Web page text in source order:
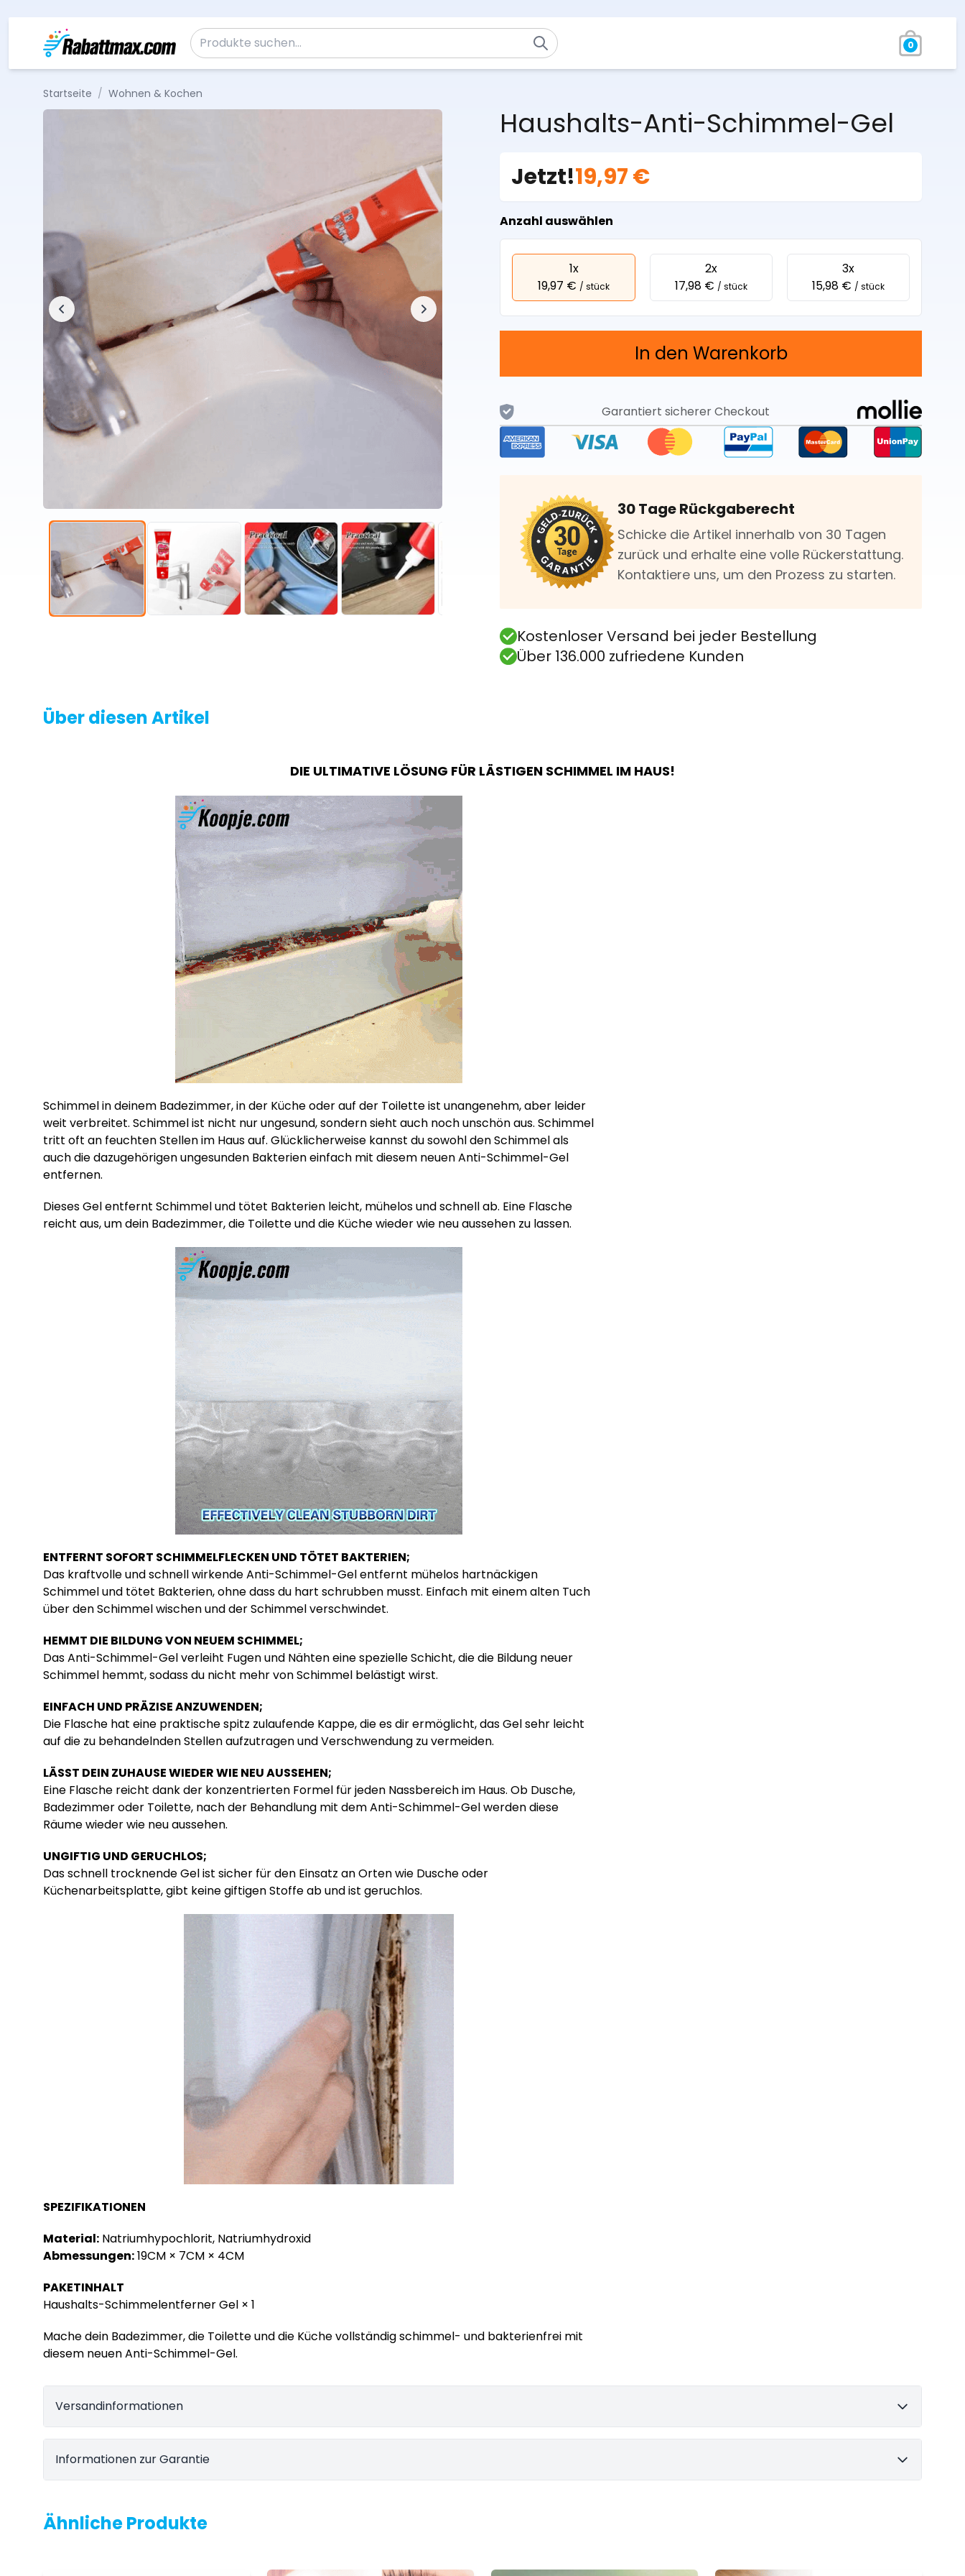
Suche nach: 0
Startseite / Wohnen & Kochen
Haushalts-Anti-Schimmel-Gel
Jetzt!19,97 €
Anzahl auswählen
1x
19,97 € / stück
2x
17,98 € / stück
3x
15,98 € / stück
In den Warenkorb
Garantiert sicherer Checkout
30 Tage Rückgaberecht
Schicke die Artikel innerhalb von 30 Tagen
zurück und erhalte eine volle Rückerstattung.
Kontaktiere uns, um den Prozess zu starten.
Kostenloser Versand bei jeder Bestellung
Über 136.000 zufriedene Kunden
Über diesen Artikel
DIE ULTIMATIVE LÖSUNG FÜR LÄSTIGEN SCHIMMEL IM HAUS!
Schimmel in deinem Badezimmer, in der Küche oder auf der Toilette ist unangenehm, aber leider
weit verbreitet. Schimmel ist nicht nur ungesund, sondern sieht auch noch unschön aus. Schimmel
tritt oft an feuchten Stellen im Haus auf. Glücklicherweise kannst du sowohl den Schimmel als
auch die dazugehörigen ungesunden Bakterien einfach mit diesem neuen Anti-Schimmel-Gel
entfernen.
Dieses Gel entfernt Schimmel und tötet Bakterien leicht, mühelos und schnell ab. Eine Flasche
reicht aus, um dein Badezimmer, die Toilette und die Küche wieder wie neu aussehen zu lassen.
ENTFERNT SOFORT SCHIMMELFLECKEN UND TÖTET BAKTERIEN;
Das kraftvolle und schnell wirkende Anti-Schimmel-Gel entfernt mühelos hartnäckigen
Schimmel und tötet Bakterien, ohne dass du hart schrubben musst. Einfach mit einem alten Tuch
über den Schimmel wischen und der Schimmel verschwindet.
HEMMT DIE BILDUNG VON NEUEM SCHIMMEL;
Das Anti-Schimmel-Gel verleiht Fugen und Nähten eine spezielle Schicht, die die Bildung neuer
Schimmel hemmt, sodass du nicht mehr von Schimmel belästigt wirst.
EINFACH UND PRÄZISE ANZUWENDEN;
Die Flasche hat eine praktische spitz zulaufende Kappe, die es dir ermöglicht, das Gel sehr leicht
auf die zu behandelnden Stellen aufzutragen und Verschwendung zu vermeiden.
LÄSST DEIN ZUHAUSE WIEDER WIE NEU AUSSEHEN;
Eine Flasche reicht dank der konzentrierten Formel für jeden Nassbereich im Haus. Ob Dusche,
Badezimmer oder Toilette, nach der Behandlung mit dem Anti-Schimmel-Gel werden diese
Räume wieder wie neu aussehen.
UNGIFTIG UND GERUCHLOS;
Das schnell trocknende Gel ist sicher für den Einsatz an Orten wie Dusche oder
Küchenarbeitsplatte, gibt keine giftigen Stoffe ab und ist geruchlos.
SPEZIFIKATIONEN
Material: Natriumhypochlorit, Natriumhydroxid
Abmessungen:19CM × 7CM × 4CM
PAKETINHALT
Haushalts-Schimmelentferner Gel × 1
Mache dein Badezimmer, die Toilette und die Küche vollständig schimmel- und bakterienfrei mit
diesem neuen Anti-Schimmel-Gel.
Versandinformationen
Informationen zur Garantie
Ähnliche Produkte